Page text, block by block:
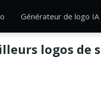
Générateur de logo IA
logos de